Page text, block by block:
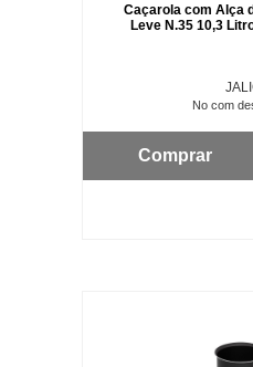
Caçarola com Alça
Leve N.35 10,3
No com
Comprar